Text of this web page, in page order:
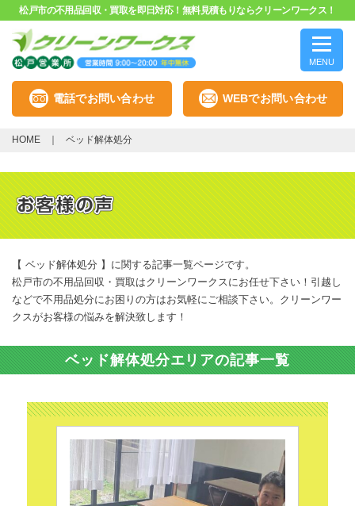
松戸市の不用品回収・買取を即日対応！無料見積もりならクリーンワークス！
MENU
電話でお問い合わせ WEBでお問い合わせ
HOME ベッド解体処分
【 ベッド解体処分 】に関する記事一覧ページです。
松戸市の不用品回収・買取はクリーンワークスにお任せ下さい！引越し
などで不用品処分にお困りの方はお気軽にご相談下さい。クリーンワー
クスがお客様の悩みを解決致します！
ベッド解体処分エリアの記事一覧